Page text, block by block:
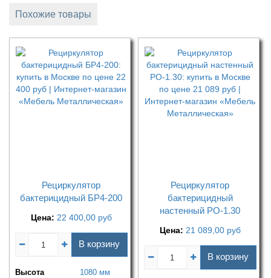
Похожие товары
Рециркулятор
бактерицидный БР4-200
Цена: 22 400,00 руб
В корзину
Высота
1080 мм
Рециркулятор
бактерицидный
настенный РО-1.30
Цена: 21 089,00 руб
В корзину